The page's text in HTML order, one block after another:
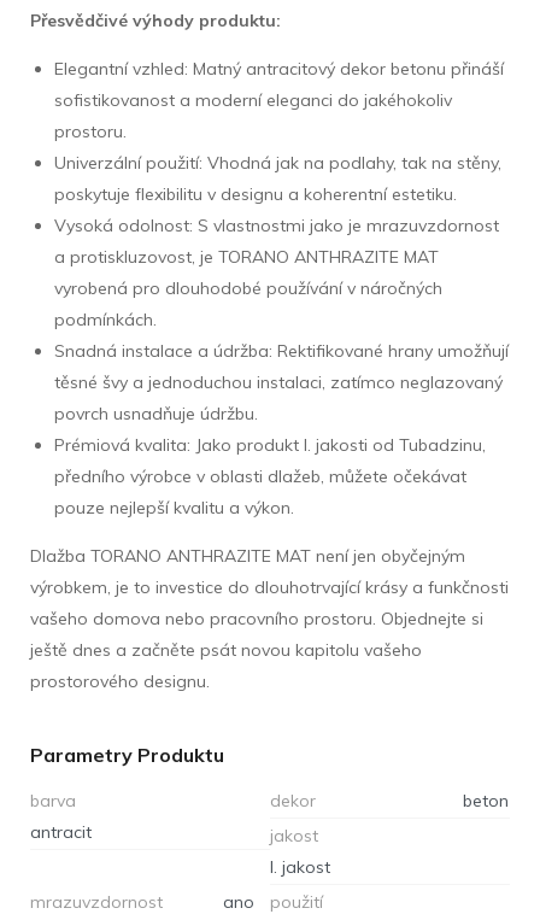
Přesvědčivé výhody produktu:
Elegantní vzhled: Matný antracitový dekor betonu přináší
sofistikovanost a moderní eleganci do jakéhokoliv
prostoru.
Univerzální použití: Vhodná jak na podlahy, tak na stěny,
poskytuje flexibilitu v designu a koherentní estetiku.
Vysoká odolnost: S vlastnostmi jako je mrazuvzdornost
a protiskluzovost, je TORANO ANTHRAZITE MAT
vyrobená pro dlouhodobé používání v náročných
podmínkách.
Snadná instalace a údržba: Rektifikované hrany umožňují
těsné švy a jednoduchou instalaci, zatímco neglazovaný
povrch usnadňuje údržbu.
Prémiová kvalita: Jako produkt I. jakosti od Tubadzinu,
předního výrobce v oblasti dlažeb, můžete očekávat
pouze nejlepší kvalitu a výkon.
Dlažba TORANO ANTHRAZITE MAT není jen obyčejným
výrobkem, je to investice do dlouhotrvající krásy a funkčnosti
vašeho domova nebo pracovního prostoru. Objednejte si
ještě dnes a začněte psát novou kapitolu vašeho
prostorového designu.
Parametry Produktu
barva
antracit
dekor
beton
jakost
I. jakost
mrazuvzdornost
ano
použití